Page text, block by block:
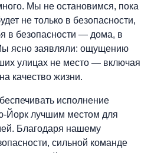
Мы не остановимся, пока
не только в безопасности,
в безопасности — дома, в
ясно заявляли: ощущению
улицах не место — включая
качество жизни.
исполнение
Йорк лучшим местом для
Благодаря нашему
сильной команде